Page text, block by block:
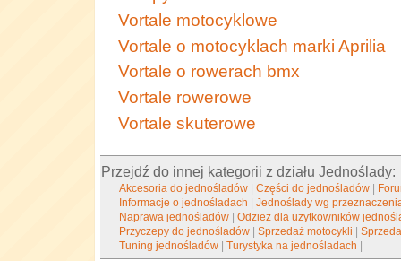
Vortale motocyklowe
Vortale o motocyklach marki Aprilia
Vortale o rowerach bmx
Vortale rowerowe
Vortale skuterowe
Przejdź do innej kategorii z działu Jednoślady:
Akcesoria do jednośladów |Części do jednośladów |
Informacje o jednośladach |Jednoślady wg
Naprawa jednośladów |Odzież dla użytkowników
Przyczepy do jednośladów |Sprzedaż motocykli |
Tuning jednośladów |Turystyka na jednośladach |